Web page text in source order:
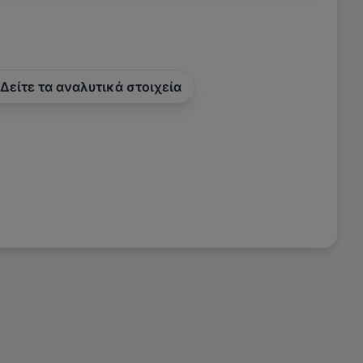
Δείτε τα αναλυτικά στοιχεία